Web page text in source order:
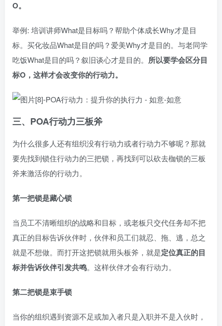
O。
举例: 培训讲师What是目标吗？帮助个体成长Why才是目
标。买化妆品What是目的吗？爱美Why才是目的。与老同学
吃饭What是目的吗？叙旧谈心才是目的。 所以要学会区分目
标O，这样才会改变你的行动力。
三、POA行动力三板斧
为什么很多人还有组织没有行动力或者行动力不够呢？那就
要先找到锁住行动力的三把锁，再找到可以砍去枷锁的三板
斧来激活你的行动力。
第一把锁是藏心锁
当员工不清晰组织的战略和目标，或老板只交代任务却不把
真正的目标告诉伙伴时，伙伴和员工们就忍、拖、逃，总之
就是不想做。而打开这把锁就用头板斧，就是定位真正的目
标并告诉伙伴引发共鸣。这样伙伴才会有行动力。
第二把锁是束手锁
当你的组织遇到资源不足或加入者只是入职并不是入伙时，